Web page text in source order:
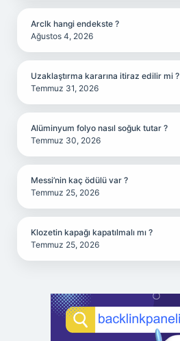
Arclk hangi endekste ?
Ağustos 4, 2026
Uzaklaştırma kararına itiraz edilir mi ?
Temmuz 31, 2026
Alüminyum folyo nasıl soğuk tutar ?
Temmuz 30, 2026
Messi’nin kaç ödülü var ?
Temmuz 25, 2026
Klozetin kapağı kapatılmalı mı ?
Temmuz 25, 2026